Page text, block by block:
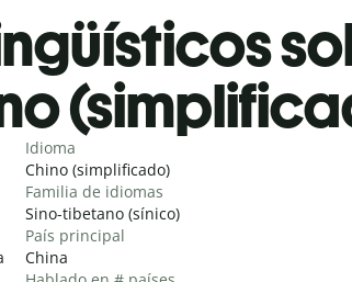
Idioma
Chino (simplificado)
Familia de idiomas
Sino-tibetano (sínico)
País principal
China